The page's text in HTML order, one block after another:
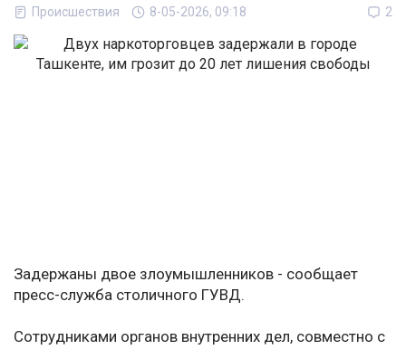
Происшествия 8-05-2026, 09:18 2
Задержаны двое злоумышленников - сообщает
пресс-служба столичного ГУВД.
Сотрудниками органов внутренних дел, совместно с